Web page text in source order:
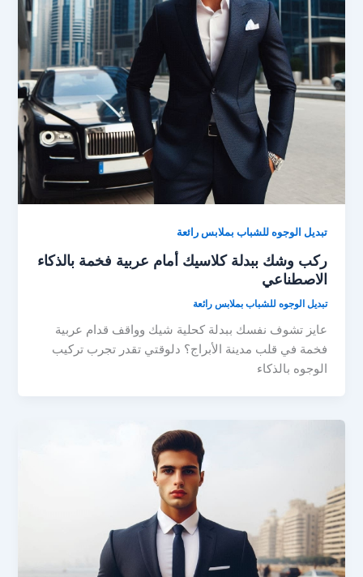
تبديل الوجوه للشباب بملابس رائعة
ركب وشك ببدلة كلاسيك أمام عربية فخمة بالذكاء
الاصطناعي
تبديل الوجوه للشباب بملابس رائعة
عايز تشوف نفسك ببدلة كحلية شيك وواقف قدام عربية
فخمة في قلب مدينة الأبراج؟ دلوقتي تقدر تجرب تركيب
الوجوه بالذكاء